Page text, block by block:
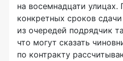
на восемнадцати улицах.
конкретных сроков
из очередей подрядчик
что могут сказать
по контракту